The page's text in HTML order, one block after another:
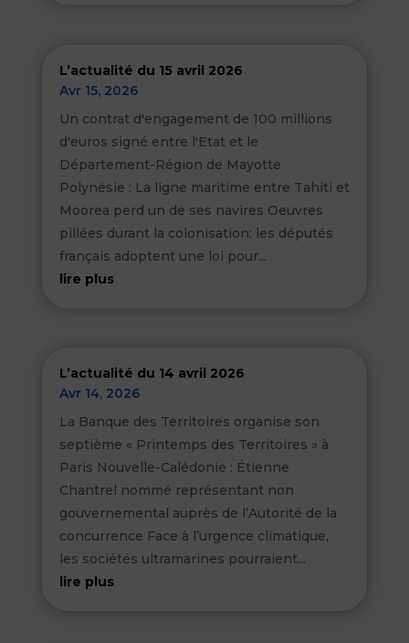
L’actualité du 15 avril 2026
Avr 15, 2026
Un contrat d'engagement de 100 millions
d'euros signé entre l'Etat et le
Département-Région de Mayotte
Polynésie : La ligne maritime entre Tahiti et
Moorea perd un de ses navires Oeuvres
pillées durant la colonisation: les députés
français adoptent une loi pour...
lire plus
L’actualité du 14 avril 2026
Avr 14, 2026
La Banque des Territoires organise son
septième « Printemps des Territoires » à
Paris Nouvelle-Calédonie : Étienne
Chantrel nommé représentant non
gouvernemental auprès de l’Autorité de la
concurrence Face à l’urgence climatique,
les sociétés ultramarines pourraient...
lire plus